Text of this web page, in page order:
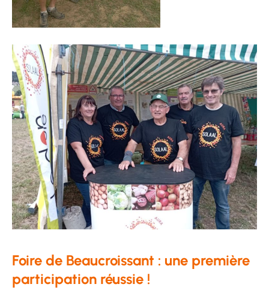
Foire de Beaucroissant : une première
participation réussie !